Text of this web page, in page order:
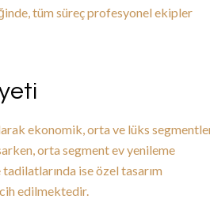
tüm süreç profesyonel ekipler
ekonomik, orta ve lüks
orta segment ev yenileme
ise özel tasarım
edilmektedir.